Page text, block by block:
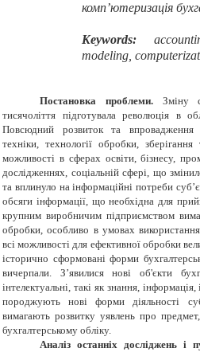
комп’ютеризація
Keywords:
modeling,
Постановка проблеми. Зміну
тисячоліття підготувала революція в
Повсюдний розвиток та впровадження
техніки, технології обробки,
можливості в сферах освіти, бізнесу,
дослідженнях, соціальній сфері, що
та вплинуло на інформаційні потреби
обсяги інформації, що необхідна для
крупним виробничим підприємством
обробки, особливо в умовах
всі можливості для ефективної обробки
історично сформовані форми
вичерпали. З’явилися нові об'єкти
інтелектуальні, такі як знання,
породжують нові форми діяльності
вимагають розвитку уявлень про
бухгалтерському обліку.
Аналіз останніх досліджень і